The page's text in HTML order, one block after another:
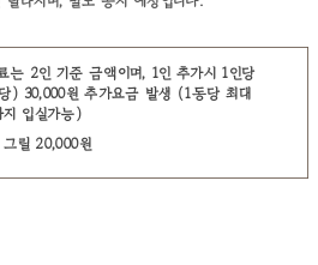
는 2인 기준 금액이며, 1인 추가시 1인당
) 30,000원 추가요금 발생 (1동당 최대
지 입실가능)
릴 20,000원